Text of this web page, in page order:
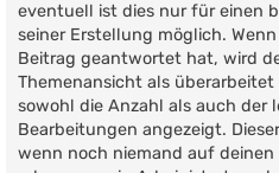
eventuell ist dies nur für einen
seiner Erstellung möglich.
Beitrag geantwortet hat, wird
Themenansicht als
sowohl die Anzahl als auch der
Bearbeitungen angezeigt.
wenn noch niemand auf